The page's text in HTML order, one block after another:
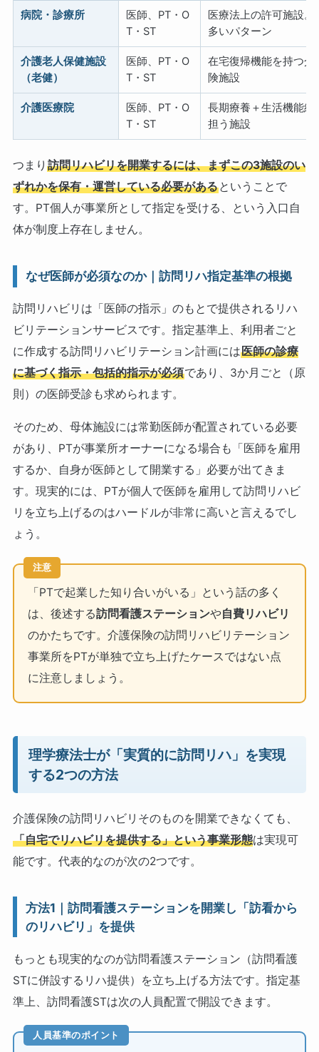
病院・診療所
医師、PT・O
T・ST
医療法上の許可施設。
多いパターン
介護老人保健施設
（老健）
医師、PT・O
T・ST
在宅復帰機能を持つ介
険施設
介護医療院
医師、PT・O
T・ST
長期療養＋生活機能維
担う施設
つまり 訪問リハビリを開業するには、まずこの3施設のい
ずれかを保有・運営している必要があるということで
す。PT個人が事業所として指定を受ける、という入口自
体が制度上存在しません。
なぜ医師が必須なのか｜訪問リハ指定基準の根拠
訪問リハビリは「医師の指示」のもとで提供されるリハ
ビリテーションサービスです。指定基準上、利用者ごと
に作成する訪問リハビリテーション計画には医師の診療
に基づく指示・包括的指示が必須であり、3か月ごと（原
則）の医師受診も求められます。
そのため、母体施設には常勤医師が配置されている必要
があり、PTが事業所オーナーになる場合も「医師を雇用
するか、自身が医師として開業する」必要が出てきま
す。現実的には、PTが個人で医師を雇用して訪問リハビ
リを立ち上げるのはハードルが非常に高いと言えるでし
ょう。
注意
「PTで起業した知り合いがいる」という話の多く
は、後述する訪問看護ステーションや自費リハビリ
のかたちです。介護保険の訪問リハビリテーション
事業所をPTが単独で立ち上げたケースではない点
に注意しましょう。
理学療法士が「実質的に訪問リハ」を実現
する2つの方法
介護保険の訪問リハビリそのものを開業できなくても、
「自宅でリハビリを提供する」という事業形態は実現可
能です。代表的なのが次の2つです。
方法1｜訪問看護ステーションを開業し「訪看から
のリハビリ」を提供
もっとも現実的なのが訪問看護ステーション（訪問看護
STに併設するリハ提供）を立ち上げる方法です。指定基
準上、訪問看護STは次の人員配置で開設できます。
人員基準のポイント